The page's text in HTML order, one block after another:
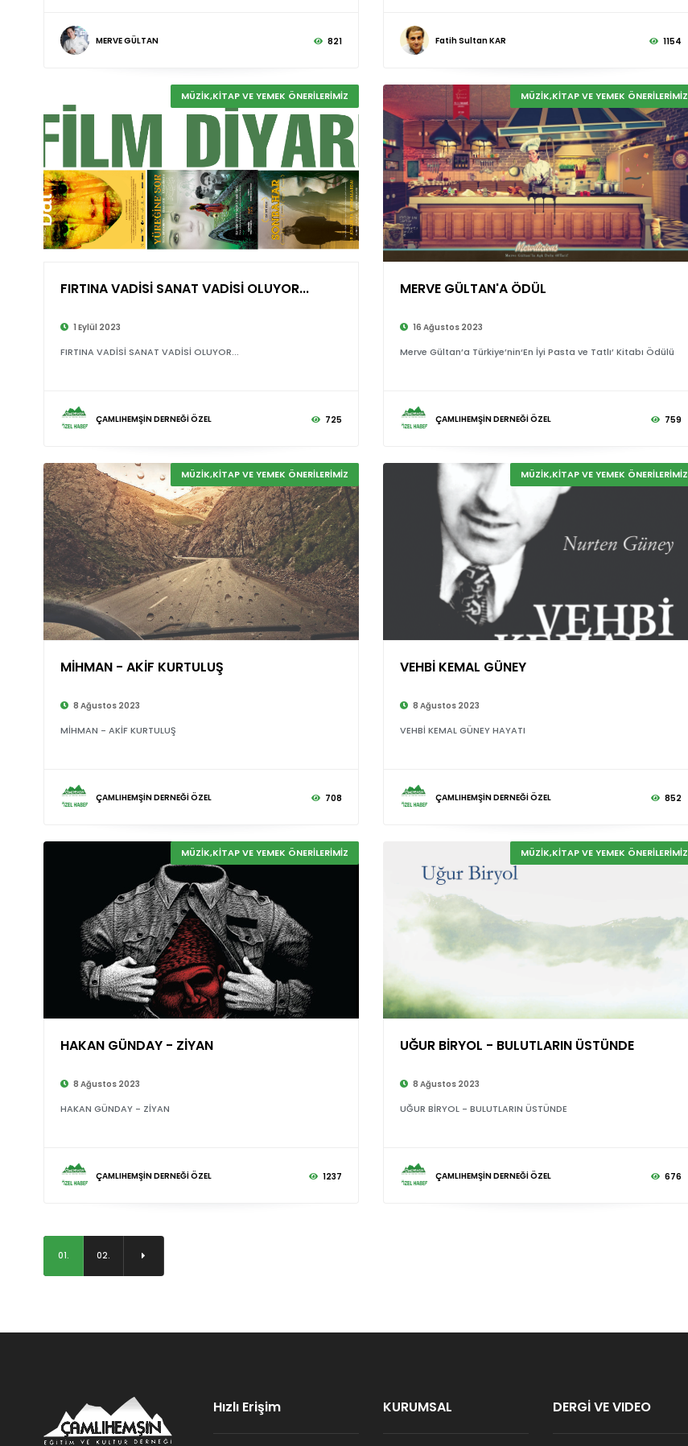
MERVE GÜLTAN 821 Fatih Sultan KAR 1154
MÜZİK,KİTAP VE YEMEK ÖNERİLERİMİZ
FIRTINA VADİSİ SANAT VADİSİ OLUYOR...
1 Eylül 2023
FIRTINA VADİSİ SANAT VADİSİ OLUYOR...
ÇAMLIHEMŞİN DERNEĞİ ÖZEL 725
MÜZİK,KİTAP VE YEMEK ÖNERİLERİMİZ
MERVE GÜLTAN'A ÖDÜL
16 Ağustos 2023
Merve Gültan’a Türkiye’nin‘En İyi Pasta ve Tatlı’ Kitabı Ödülü
ÇAMLIHEMŞİN DERNEĞİ ÖZEL 759
MÜZİK,KİTAP VE YEMEK ÖNERİLERİMİZ
MİHMAN - AKİF KURTULUŞ
8 Ağustos 2023
MİHMAN - AKİF KURTULUŞ
ÇAMLIHEMŞİN DERNEĞİ ÖZEL 708
MÜZİK,KİTAP VE YEMEK ÖNERİLERİMİZ
VEHBİ KEMAL GÜNEY
8 Ağustos 2023
VEHBİ KEMAL GÜNEY HAYATI
ÇAMLIHEMŞİN DERNEĞİ ÖZEL 852
MÜZİK,KİTAP VE YEMEK ÖNERİLERİMİZ
HAKAN GÜNDAY - ZİYAN
8 Ağustos 2023
HAKAN GÜNDAY - ZİYAN
ÇAMLIHEMŞİN DERNEĞİ ÖZEL 1237
MÜZİK,KİTAP VE YEMEK ÖNERİLERİMİZ
UĞUR BİRYOL - BULUTLARIN ÜSTÜNDE
8 Ağustos 2023
UĞUR BİRYOL - BULUTLARIN ÜSTÜNDE
ÇAMLIHEMŞİN DERNEĞİ ÖZEL 676
01. 02.
Hızlı Erişim KURUMSAL DERGİ VE VIDEO